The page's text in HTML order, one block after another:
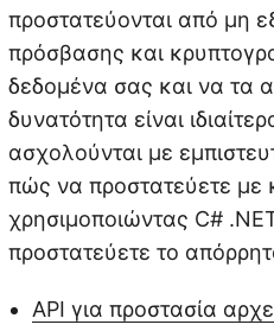
προστατεύονται από μη
πρόσβασης και
δεδομένα σας και να τα
δυνατότητα είναι
ασχολούνται με
πώς να προστατεύετε με
χρησιμοποιώντας C#
προστατεύετε το
API για προστασία